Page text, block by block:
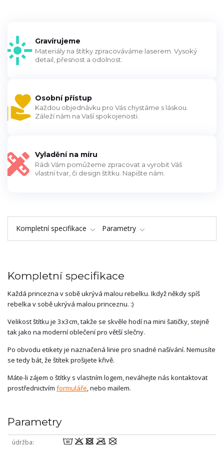
Gravírujeme
Materiály na štítky zpracováváme laserem. Vysoký
detail, přesnost a odolnost.
Osobní přístup
Každou objednávku pro Vás chystáme s láskou.
Záleží nám na Vaší spokojenosti.
Vyladění na míru
Rádi Vám pomůžeme zpracovat a vyrobit Váš
vlastní tvar, či design štítku. Napište nám.
Kompletní specifikace Parametry
Kompletní specifikace
Každá princezna v sobě ukrývá malou rebelku. Ikdyž někdy spíš
rebelka v sobě ukrývá malou princeznu. :)
Velikost štítku je 3x3cm, takže se skvěle hodí na mini šatičky, stejně
tak jako na moderní oblečení pro větší slečny.
Po obvodu etikety je naznačená linie pro snadné našívání. Nemusíte
se tedy bát, že štítek prošijete křivě.
Máte-li zájem o štítky s vlastním logem, neváhejte nás kontaktovat
prostřednictvím formuláře, nebo mailem.
Parametry
údržba wodmU